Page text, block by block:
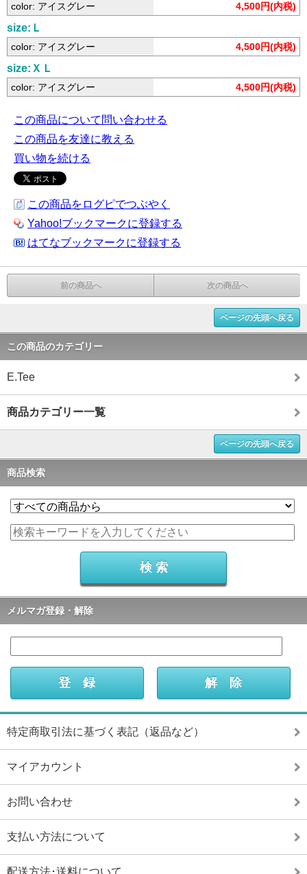
color: アイスグレー 4,500円(内税)
size:Ｌ
color: アイスグレー 4,500円(内税)
size:ＸＬ
color: アイスグレー 4,500円(内税)
この商品について問い合わせる
この商品を友達に教える
買い物を続ける
この商品をログピでつぶやく
Yahoo!ブックマークに登録する
はてなブックマークに登録する
前の商品へ 次の商品へ
ページの先頭へ戻る
この商品のカテゴリー
E.Tee
商品カテゴリー一覧
ページの先頭へ戻る
商品検索
メルマガ登録・解除
特定商取引法に基づく表記（返品など）
マイアカウント
お問い合わせ
支払い方法について
配送方法･送料について